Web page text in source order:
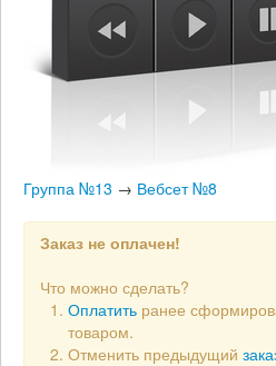
Группа №13 → Вебсет №8
Заказ не оплачен!
Что можно сделать?
Оплатить ранее
товаром.
Отменить предыдущий